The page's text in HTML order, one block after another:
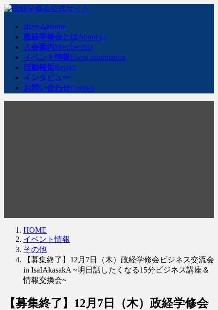
コ
プ
ナ
動
ホームHome
政経学修会とはAbout us
入会案内Membership
イベント情報Event information
活動報告Report
インタビュー
お問い合わせContact
HOME
イベント情報
その他
【募集終了】12月7日（木）政経学修会ビジネス交流会
in IsaIAkasakA ~明日話したくなる15分ビジネス講座＆
情報交換会~
【募集終了】12月7日（木）政経学修会